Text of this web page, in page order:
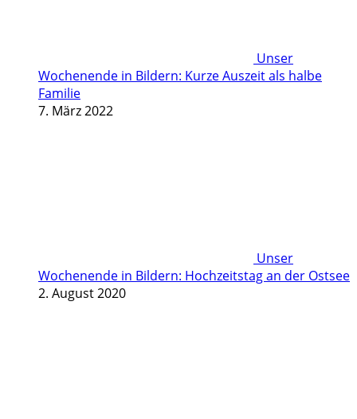
Unser
Wochenende in Bildern: Kurze Auszeit als halbe
Familie
7. März 2022
Unser
Wochenende in Bildern: Hochzeitstag an der Ostsee
2. August 2020